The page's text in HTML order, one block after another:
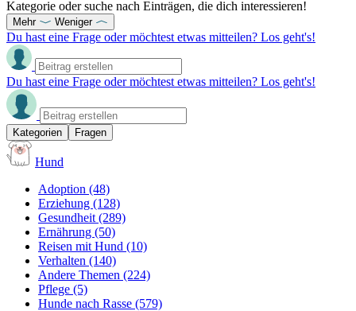
Kategorie oder suche nach Einträgen, die dich interessieren!
Mehr Weniger
Du hast eine Frage oder möchtest etwas mitteilen? Los geht's!
Du hast eine Frage oder möchtest etwas mitteilen? Los geht's!
Kategorien Fragen
Hund
Adoption (48)
Erziehung (128)
Gesundheit (289)
Ernährung (50)
Reisen mit Hund (10)
Verhalten (140)
Andere Themen (224)
Pflege (5)
Hunde nach Rasse (579)